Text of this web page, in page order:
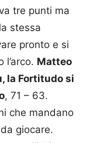
tre punti ma
stessa
pronto e si
Matteo
la Fortitudo si
, 71 – 63.
che mandano
giocare.